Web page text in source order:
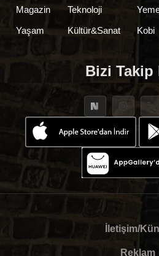
Magazin
Yaşam
Teknoloji
Kültür&Sanat
Kobi
Bizi Takip
İletişim/
Reklam